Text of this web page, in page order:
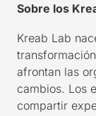
Sobre los
Kreab Lab
afrontan las
cambios. Los
compartir